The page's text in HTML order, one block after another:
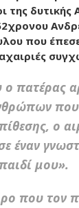
της δυτικής
που
πατέρας
ο
έναν
μου».
που τον